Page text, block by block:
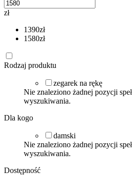
zł
1390zł
1580zł
Rodzaj produktu
zegarek na rękę
Nie znaleziono żadnej pozycji
wyszukiwania.
Dla kogo
damski
Nie znaleziono żadnej pozycji
wyszukiwania.
Dostępność